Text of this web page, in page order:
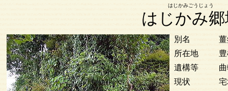
はじかみ
別名
所在地
遺構等
現状
はじかみごうじょう